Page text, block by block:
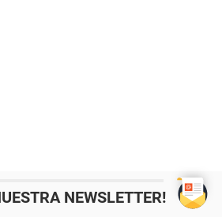
NEWSLETTER!